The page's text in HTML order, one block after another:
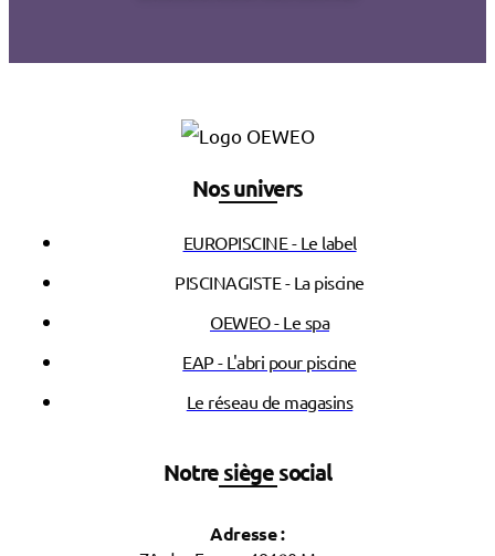
Nos univers
EUROPISCINE - Le label
PISCINAGISTE - La piscine
OEWEO - Le spa
EAP - L'abri pour piscine
Le réseau de magasins
Notre siège social
Adresse :